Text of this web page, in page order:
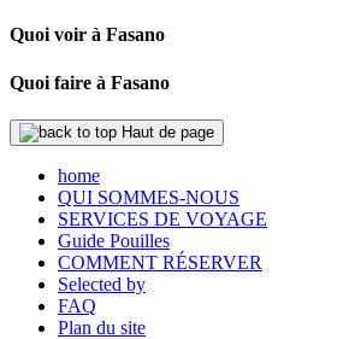
Quoi voir à Fasano
Quoi faire à Fasano
Haut de page
home
QUI SOMMES-NOUS
SERVICES DE VOYAGE
Guide Pouilles
COMMENT RÉSERVER
Selected by
FAQ
Plan du site